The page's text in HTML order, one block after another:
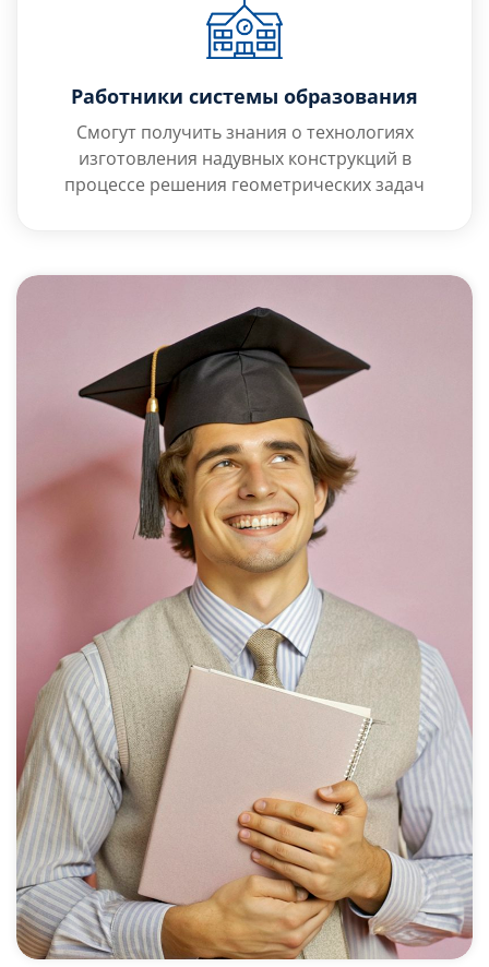
Работники системы образования
Смогут получить знания о технологиях
изготовления надувных конструкций в
процессе решения геометрических задач